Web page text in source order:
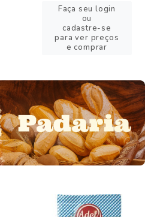
Faça seu login
ou
cadastre-se
para ver preços
e comprar